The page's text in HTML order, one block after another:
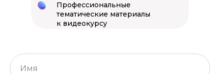
Профессиональные
тематические материалы
к видеокурсу